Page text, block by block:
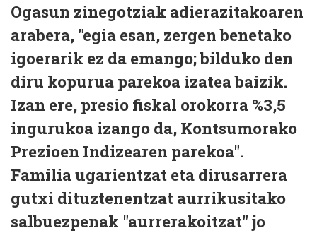
Ogasun zinegotziak adierazitakoaren
arabera, "egia esan, zergen benetako
igoerarik ez da emango; bilduko den
diru kopurua parekoa izatea baizik.
Izan ere, presio fiskal orokorra %3,5
ingurukoa izango da, Kontsumorako
Prezioen Indizearen parekoa".
Familia ugarientzat eta dirusarrera
gutxi dituztenentzat aurrikusitako
salbuezpenak "aurrerakoitzat" jo